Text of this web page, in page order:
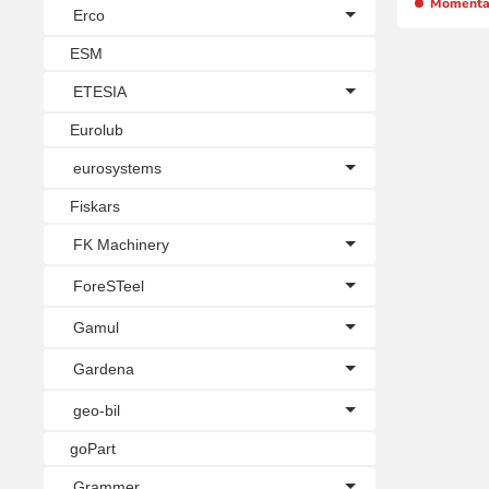
Erco
ESM
ETESIA
Eurolub
eurosystems
Fiskars
FK Machinery
ForeSTeel
Gamul
Gardena
geo-bil
goPart